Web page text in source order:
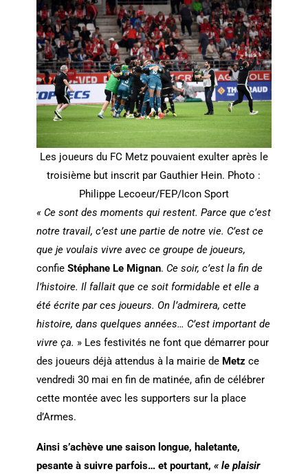
Les joueurs du FC Metz pouvaient exulter après le
troisième but inscrit par Gauthier Hein. Photo :
Philippe Lecoeur/FEP/Icon Sport
« Ce sont des moments qui restent. Parce que c’est
notre travail, c’est une partie de notre vie. C’est ce
que je voulais vivre avec ce groupe de joueurs,
confie Stéphane Le Mignan. Ce soir, c’est la fin de
l’histoire. Il fallait que ce soit formidable et elle a
été écrite par ces joueurs. On l’admirera, cette
histoire, dans quelques années… C’est important de
vivre ça. » Les festivités ne font que démarrer pour
des joueurs déjà attendus à la mairie de Metzce
vendredi 30 mai en fin de matinée, afin de célébrer
cette montée avec les supporters sur la place
d’Armes.
Ainsi s’achève une saison longue, haletante,
pesante à suivre parfois… et pourtant, « le plaisir